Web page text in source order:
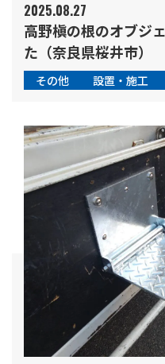
2025.08.27
高野槇の根のオブジ
た（奈良県桜井市）
その他 設置・施工